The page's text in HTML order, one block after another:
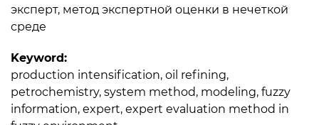
эксперт, метод экспертной оценки в нечеткой
среде
Keyword:
production intensification, oil refining,
petrochemistry, system method, modeling, fuzzy
information, expert, expert evaluation method in